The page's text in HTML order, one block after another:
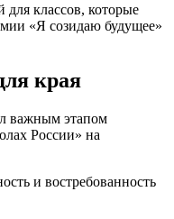
для классов, которые
«Я созидаю будущее»
края
важным этапом
России» на
и востребованность